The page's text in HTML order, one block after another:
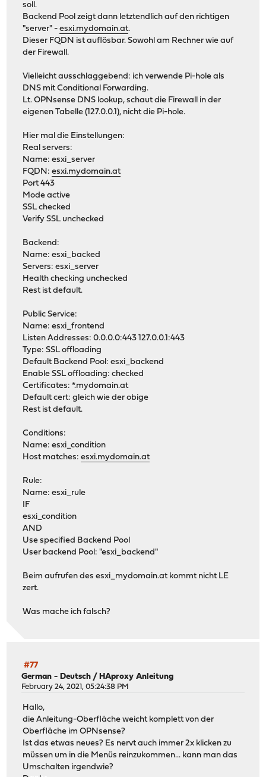
soll.
Backend Pool zeigt dann letztendlich auf den richtigen
"server" -esxi.mydomain.at.
Dieser FQDN ist auflösbar. Sowohl am Rechner wie auf
der Firewall.
Vielleicht ausschlaggebend: ich verwende Pi-hole als
DNS mit Conditional Forwarding.
Lt. OPNsense DNS lookup, schaut die Firewall in der
eigenen Tabelle (127.0.0.1), nicht die Pi-hole.
Hier mal die Einstellungen:
Real servers:
Name: esxi_server
FQDN:esxi.mydomain.at
Port 443
Mode active
SSL checked
Verify SSL unchecked
Backend:
Name: esxi_backed
Servers: esxi_server
Health checking unchecked
Rest ist default.
Public Service:
Name: esxi_frontend
Listen Addresses: 0.0.0.0:443 127.0.0.1:443
Type: SSL offloading
Default Backend Pool: esxi_backend
Enable SSL offloading: checked
Certificates: *.mydomain.at
Default cert: gleich wie der obige
Rest ist default.
Conditions:
Name: esxi_condition
Host matches:esxi.mydomain.at
Rule:
Name: esxi_rule
IF
esxi_condition
AND
Use specified Backend Pool
User backend Pool: "esxi_backend"
Beim aufrufen des esxi_mydomain.at kommt nicht LE
zert.
Was mache ich falsch?
#77
German - Deutsch /HAproxy Anleitung
February 24, 2021, 05:24:38 PM
Hallo,
die Anleitung-Oberfläche weicht komplett von der
Oberfläche im OPNsense?
Ist das etwas neues? Es nervt auch immer 2x klicken zu
müssen um in die Menüs reinzukommen... kann man das
Umschalten irgendwie?